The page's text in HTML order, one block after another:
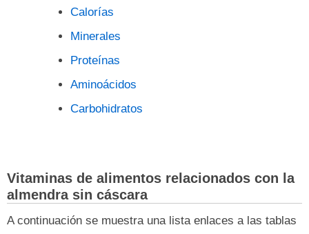
Calorías
Minerales
Proteínas
Aminoácidos
Carbohidratos
Vitaminas de alimentos relacionados con la
almendra sin cáscara
A continuación se muestra una lista enlaces a las tablas